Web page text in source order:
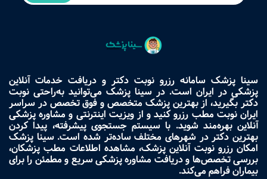
سینا پزشک سامانه رزرو نوبت دکتر و دریافت خدمات آنلاین
پزشکی در ایران است. در سینا پزشک می‌توانید به‌راحتی نوبت
دکتر بگیرید، از بهترین پزشک متخصص و فوق تخصص در سراسر
ایران نوبت مطب رزرو کنید و از ویزیت اینترنتی و مشاوره پزشکی
آنلاین بهره‌مند شوید. با سیستم جستجوی پیشرفته، پیدا کردن
بهترین دکتر در شهرهای مختلف ساده‌تر شده است. سینا پزشک
امکان رزرو نوبت آنلاین پزشک، مشاهده اطلاعات مطب پزشکان،
بررسی تخصص‌ها و دریافت مشاوره پزشکی سریع و مطمئن را برای
بیماران فراهم می‌کند.